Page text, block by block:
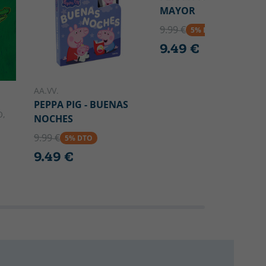
AA.VV.
PEPPA PIG - BUENAS
NOCHES
9.99 € 5% DTO
9.49 €
MAYOR
9.99 € 5% DTO
9.49 €